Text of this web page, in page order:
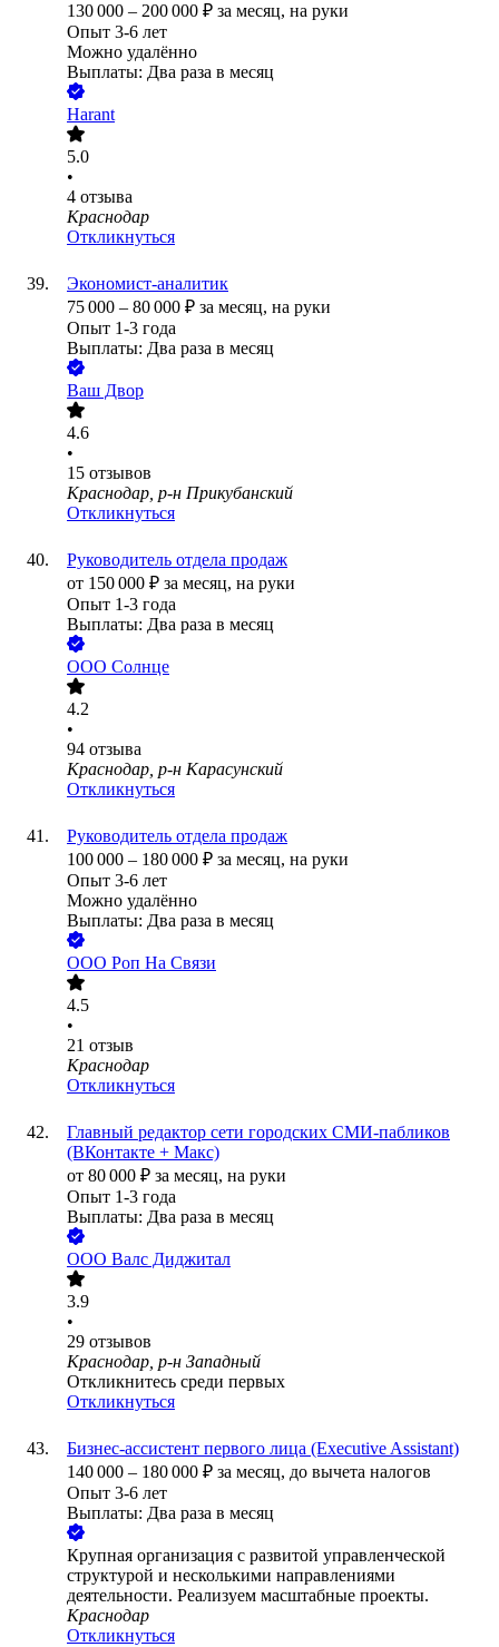
130 000 – 200 000 ₽ за месяц, на руки
Опыт 3-6 лет
Можно удалённо
Выплаты: Два раза в месяц
Harant
5.0
•
4 отзыва
Краснодар
Откликнуться
Экономист-аналитик
75 000 – 80 000 ₽ за месяц, на руки
Опыт 1-3 года
Выплаты: Два раза в месяц
Ваш Двор
4.6
•
15 отзывов
Краснодар, р-н Прикубанский
Откликнуться
Руководитель отдела продаж
от 150 000 ₽ за месяц, на руки
Опыт 1-3 года
Выплаты: Два раза в месяц
ООО Солнце
4.2
•
94 отзыва
Краснодар, р-н Карасунский
Откликнуться
Руководитель отдела продаж
100 000 – 180 000 ₽ за месяц, на руки
Опыт 3-6 лет
Можно удалённо
Выплаты: Два раза в месяц
ООО Роп На Связи
4.5
•
21 отзыв
Краснодар
Откликнуться
Главный редактор сети городских СМИ-пабликов
(ВКонтакте + Макс)
от 80 000 ₽ за месяц, на руки
Опыт 1-3 года
Выплаты: Два раза в месяц
ООО Валс Диджитал
3.9
•
29 отзывов
Краснодар, р-н Западный
Откликнитесь среди первых
Откликнуться
Бизнес-ассистент первого лица (Executive Assistant)
140 000 – 180 000 ₽ за месяц, до вычета налогов
Опыт 3-6 лет
Выплаты: Два раза в месяц
Крупная организация с развитой управленческой
структурой и несколькими направлениями
деятельности. Реализуем масштабные проекты.
Краснодар
Откликнуться